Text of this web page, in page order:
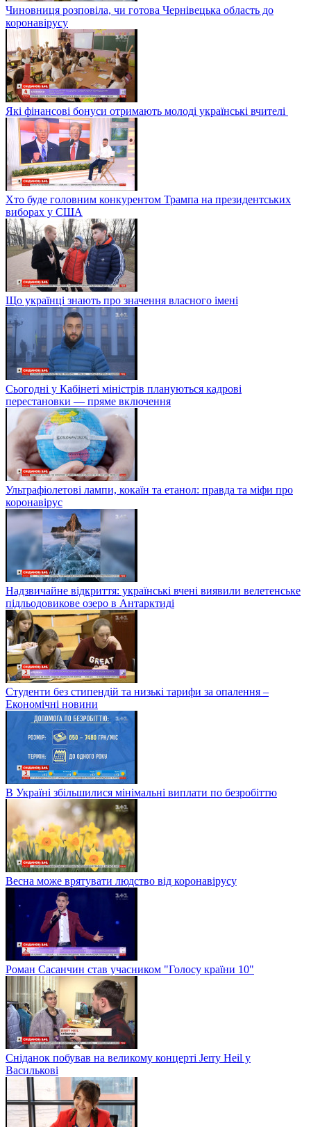
Чиновниця розповіла, чи готова Чернівецька область до
коронавірусу
Які фінансові бонуси отримають молоді українські вчителі
Хто буде головним конкурентом Трампа на президентських
виборах у США
Що українці знають про значення власного імені
Сьогодні у Кабінеті міністрів плануються кадрові
перестановки — пряме включення
Ультрафіолетові лампи, кокаїн та етанол: правда та міфи про
коронавірус
Надзвичайне відкриття: українські вчені виявили велетенське
підльодовикове озеро в Антарктиді
Студенти без стипендій та низькі тарифи за опалення –
Економічні новини
В Україні збільшилися мінімальні виплати по безробіттю
Весна може врятувати людство від коронавірусу
Роман Сасанчин став учасником "Голосу країни 10"
Сніданок побував на великому концерті Jerry Heil у
Василькові